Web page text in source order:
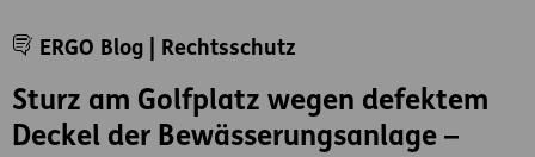
Sturz am Golfplatz wegen defektem
Deckel der Bewässerungsanlage –
ERGO Blog | Rechtsschutz